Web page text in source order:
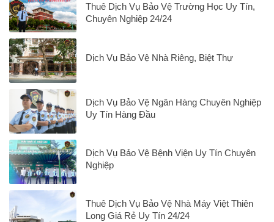
Thuê Dịch Vụ Bảo Vệ Trường Học Uy Tín,
Chuyên Nghiệp 24/24
Dịch Vụ Bảo Vệ Nhà Riêng, Biệt Thự
Dịch Vụ Bảo Vệ Ngân Hàng Chuyên Nghiệp
Uy Tín Hàng Đầu
Dịch Vụ Bảo Vệ Bệnh Viện Uy Tín Chuyên
Nghiệp
Thuê Dịch Vụ Bảo Vệ Nhà Máy Việt Thiên
Long Giá Rẻ Uy Tín 24/24